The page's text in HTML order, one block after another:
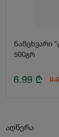
ნამცხვარი
500გრ
6.99 ₾
აღწერა